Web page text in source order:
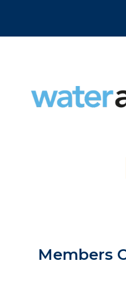
Members